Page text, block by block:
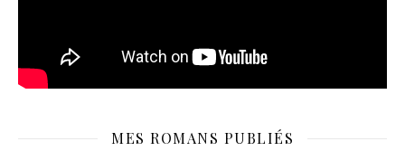
MES ROMANS PUBLIÉS